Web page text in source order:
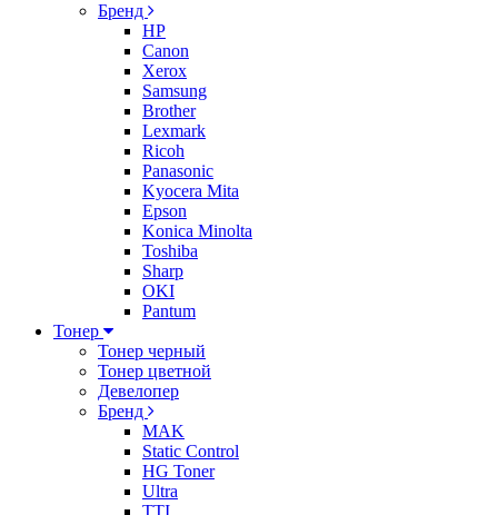
Бренд
HP
Canon
Xerox
Samsung
Brother
Lexmark
Ricoh
Panasonic
Kyocera Mita
Epson
Konica Minolta
Toshiba
Sharp
OKI
Pantum
Тонер
Тонер черный
Тонер цветной
Девелопер
Бренд
MAK
Static Control
HG Toner
Ultra
TTI